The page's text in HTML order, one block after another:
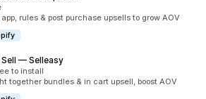
rules & post purchase upsells to grow AOV
— Selleasy
to install
together bundles & in cart upsell, boost AOV